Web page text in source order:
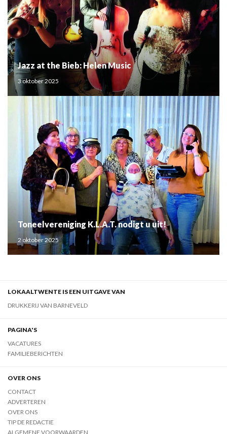
Jazz at the Bieb: Helen Music
3 oktober 2025
Toneelvereniging K.L.A.T. nodigt u uit!
2 oktober 2025
LOKAALTWENTE IS EEN UITGAVE VAN
DRUKKERIJ VAN BARNEVELD
PAGINA'S
VACATURES
FAMILIEBERICHTEN
OVER ONS
CONTACT
ADVERTEREN
OVER ONS
TIP DE REDACTIE
ALGEMENE VOORWAARDEN